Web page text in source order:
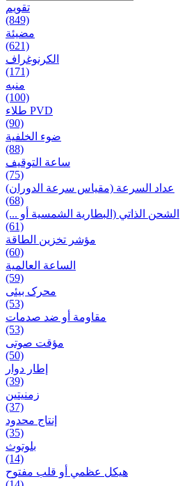
تقويم
(849)
مضيئة
(621)
الكرنوغراف
(171)
منبه
(100)
طلاء PVD
(90)
ضوء الخلفية
(88)
ساعة التوقيف
(75)
عداد السرعة (مقياس سرعة الدوران)
(68)
الشحن الذاتي (البطارية الشمسية أو ...)
(61)
مؤشر تخزين الطاقة
(60)
الساعة العالمية
(59)
محرک بیئی
(53)
مقاومة أو ضد صدمات
(53)
مؤقت صوتی
(50)
إطار دوار
(39)
زمنیتین
(37)
إنتاج محدود
(35)
بلوتوث
(14)
هيكل عظمي أو قلب مفتوح